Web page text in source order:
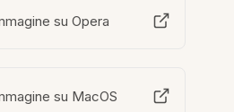
su Opera
su MacOS